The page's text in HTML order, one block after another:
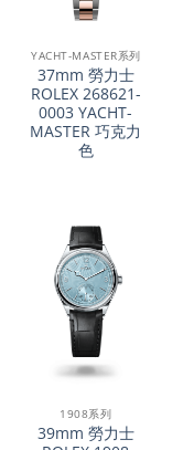
YACHT-MASTER系列
37mm 勞力士
ROLEX 268621-
0003 YACHT-
MASTER 巧克力
色
1908系列
39mm 勞力士